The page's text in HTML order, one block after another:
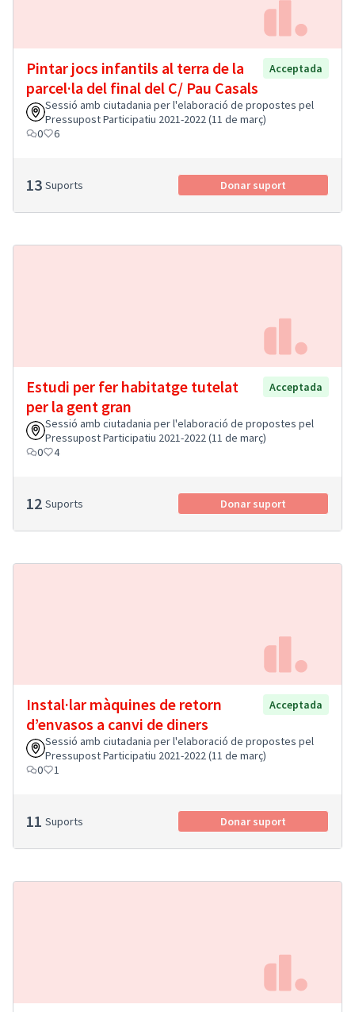
Pintar jocs infantils al terra de la
parcel·la del final del C/ Pau Casals
Acceptada
Sessió amb ciutadania per l'elaboració de propostes pel
Pressupost Participatiu 2021-2022 (11 de març)
0
6
13 Suports Donar suport
Estudi per fer habitatge tutelat
per la gent gran
Acceptada
Sessió amb ciutadania per l'elaboració de propostes pel
Pressupost Participatiu 2021-2022 (11 de març)
0
4
12 Suports Donar suport
Instal·lar màquines de retorn
d’envasos a canvi de diners
Acceptada
Sessió amb ciutadania per l'elaboració de propostes pel
Pressupost Participatiu 2021-2022 (11 de març)
0
1
11 Suports Donar suport